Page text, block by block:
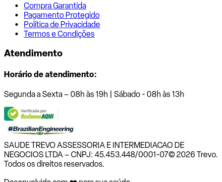
Compra Garantida
Pagamento Protegido
Política de Privacidade
Termos e Condições
Atendimento
Horário de atendimento:
Segunda a Sexta – 08h às 19h | Sábado - 08h às 13h
SAUDE TREVO ASSESSORIA E INTERMEDIACAO DE
NEGOCIOS LTDA – CNPJ: 45.453.448/0001-07© 2026 Trevo.
Todos os direitos reservados.